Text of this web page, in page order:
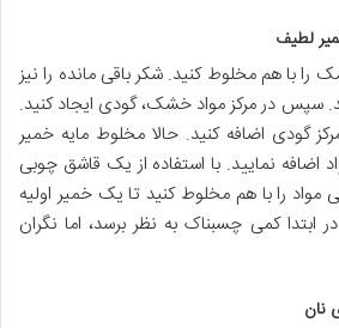
لطیف
را با هم مخلوط کنید. شکر باقی مانده را نیز
سپس در مرکز مواد خشک، گودی ایجاد کنید.
گودی اضافه کنید. حالا مخلوط مایه خمیر
اضافه نمایید. با استفاده از یک قاشق چوبی
مواد را با هم مخلوط کنید تا یک خمیر اولیه
کمی چسبناک به نظر برسد، اما نگران
نان